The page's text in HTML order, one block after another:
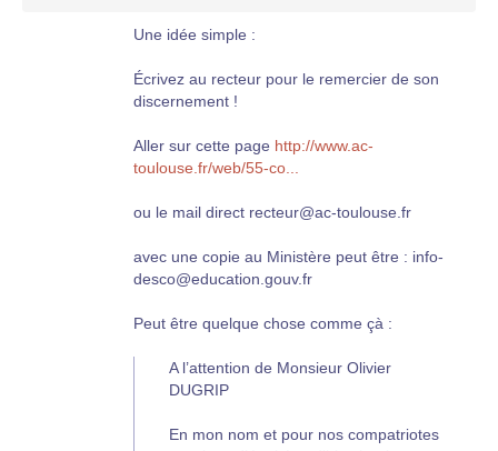
Une idée simple :
Écrivez au recteur pour le remercier de son
discernement !
Aller sur cette page http://www.ac-
toulouse.fr/web/55-co...
ou le mail direct recteur@ac-toulouse.fr
avec une copie au Ministère peut être : info-
desco@education.gouv.fr
Peut être quelque chose comme çà :
A l’attention de Monsieur Olivier
DUGRIP
En mon nom et pour nos compatriotes